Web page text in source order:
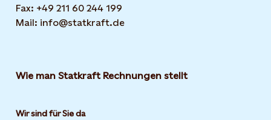
Fax: +49 211 60 244 199
Mail: info@statkraft.de
Wie man Statkraft Rechnungen stellt
Wir sind für Sie da